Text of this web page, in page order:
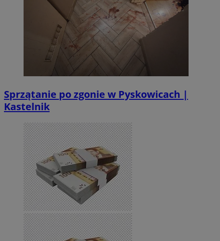
Sprzątanie po zgonie w Pyskowicach |
Kastelnik